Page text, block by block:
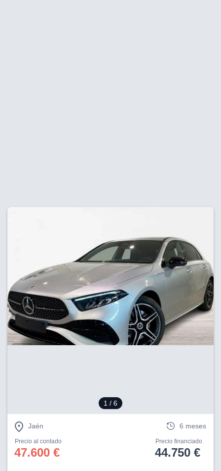
1 / 6
Jaén 6 meses
Precio al contado
47.600 €
Precio financiado
44.750 €